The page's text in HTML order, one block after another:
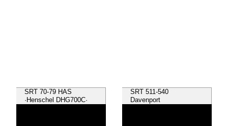
SRT 70-79 HAS
·Henschel DHG700C·
SRT 511-540
Davenport